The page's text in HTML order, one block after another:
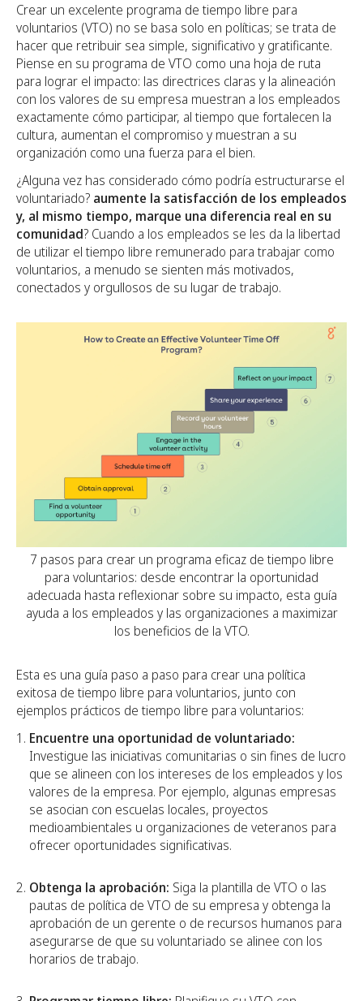
Crear un excelente programa de tiempo libre para
voluntarios (VTO) no se basa solo en políticas; se trata de
hacer que retribuir sea simple, significativo y gratificante.
Piense en su programa de VTO como una hoja de ruta
para lograr el impacto: las directrices claras y la alineación
con los valores de su empresa muestran a los empleados
exactamente cómo participar, al tiempo que fortalecen la
cultura, aumentan el compromiso y muestran a su
organización como una fuerza para el bien.
¿Alguna vez has considerado cómo podría estructurarse el
voluntariado? aumente la satisfacción de los empleados
y, al mismo tiempo, marque una diferencia real en su
comunidad? Cuando a los empleados se les da la libertad
de utilizar el tiempo libre remunerado para trabajar como
voluntarios, a menudo se sienten más motivados,
conectados y orgullosos de su lugar de trabajo.
7 pasos para crear un programa eficaz de tiempo libre
para voluntarios: desde encontrar la oportunidad
adecuada hasta reflexionar sobre su impacto, esta guía
ayuda a los empleados y las organizaciones a maximizar
los beneficios de la VTO.
Esta es una guía paso a paso para crear una política
exitosa de tiempo libre para voluntarios, junto con
ejemplos prácticos de tiempo libre para voluntarios:
Encuentre una oportunidad de voluntariado:
Investigue las iniciativas comunitarias o sin fines de lucro
que se alineen con los intereses de los empleados y los
valores de la empresa. Por ejemplo, algunas empresas
se asocian con escuelas locales, proyectos
medioambientales u organizaciones de veteranos para
ofrecer oportunidades significativas.
Obtenga la aprobación: Siga la plantilla de VTO o las
pautas de política de VTO de su empresa y obtenga la
aprobación de un gerente o de recursos humanos para
asegurarse de que su voluntariado se alinee con los
horarios de trabajo.